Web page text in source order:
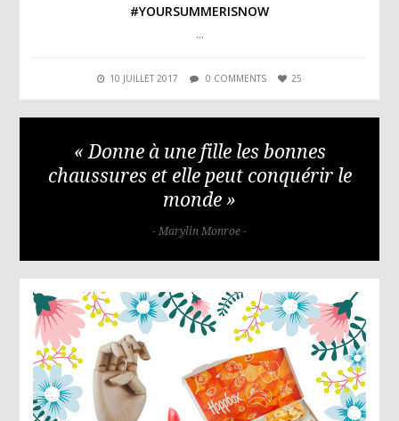
#YOURSUMMERISNOW
…
10 JUILLET 2017 0 COMMENTS 25
« Donne à une fille les bonnes
chaussures et elle peut conquérir le
monde »
- Marylin Monroe -